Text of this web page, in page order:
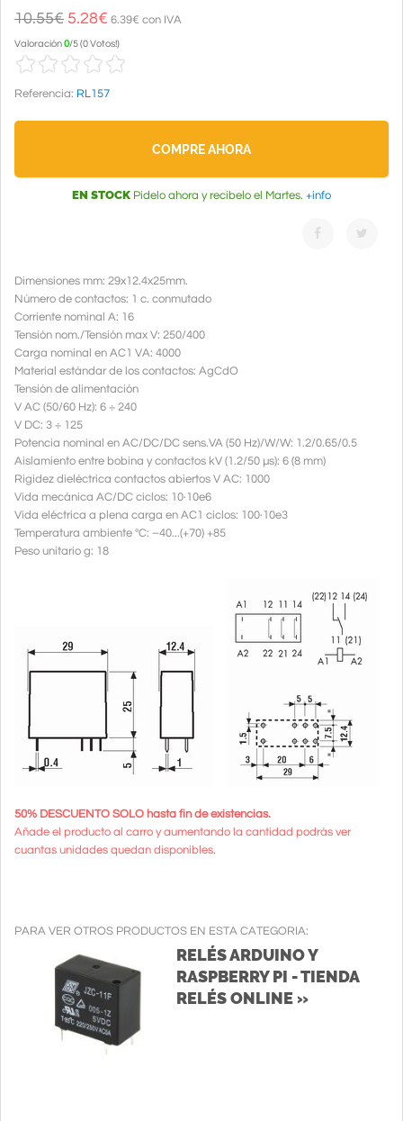
10.55€ 5.28€ 6.39€ con IVA
Valoración0/5(0 Votos!)
Referencia: RL157
COMPRE AHORA
EN STOCK Pídelo ahora y recíbelo el Martes. +info
Dimensiones mm: 29x12.4x25mm.
Número de contactos: 1 c. conmutado
Corriente nominal A: 16
Tensión nom./Tensión max V: 250/400
Carga nominal en AC1 VA: 4000
Material estándar de los contactos: AgCdO
Tensión de alimentación
V AC (50/60 Hz): 6 ÷ 240
V DC: 3 ÷ 125
Potencia nominal en AC/DC/DC sens.VA (50 Hz)/W/W: 1.2/0.65/0.5
Aislamiento entre bobina y contactos kV (1.2/50 µs): 6 (8 mm)
Rigidez dieléctrica contactos abiertos V AC: 1000
Vida mecánica AC/DC ciclos: 10·10e6
Vida eléctrica a plena carga en AC1 ciclos: 100·10e3
Temperatura ambiente °C: –40...(+70) +85
Peso unitario g: 18
50% DESCUENTO SOLO hasta fin de existencias.
Añade el producto al carro y aumentando la cantidad podrás ver
cuantas unidades quedan disponibles.
PARA VER OTROS PRODUCTOS EN ESTA CATEGORIA:
RELÉS ARDUINO Y
RASPBERRY PI - TIENDA
RELÉS ONLINE »